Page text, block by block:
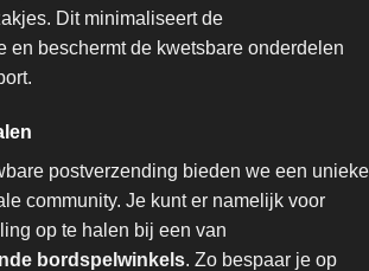
Dit minimaliseert de
en beschermt de kwetsbare onderdelen
postverzending bieden we een unieke
community. Je kunt er namelijk voor
op te halen bij een van
bordspelwinkels. Zo bespaar je op